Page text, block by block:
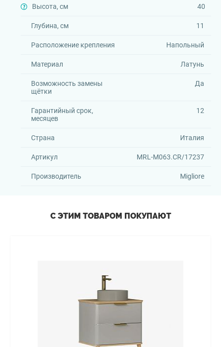
Высота, см 40
Глубина, см 11
Расположение крепления Напольный
Материал Латунь
Возможность замены
щётки
Да
Гарантийный срок,
месяцев
12
Страна Италия
Артикул MRL-M063.CR/17237
Производитель Migliore
С ЭТИМ ТОВАРОМ ПОКУПАЮТ